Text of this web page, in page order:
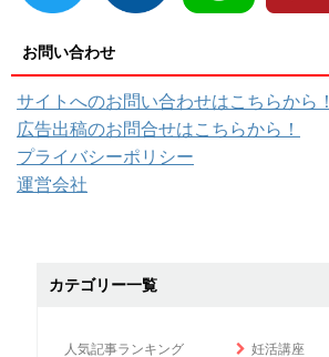
お問い合わせ
サイトへのお問い合わせはこちらから！
広告出稿のお問合せはこちらから！
プライバシーポリシー
運営会社
カテゴリー一覧
人気記事ランキング 妊活講座